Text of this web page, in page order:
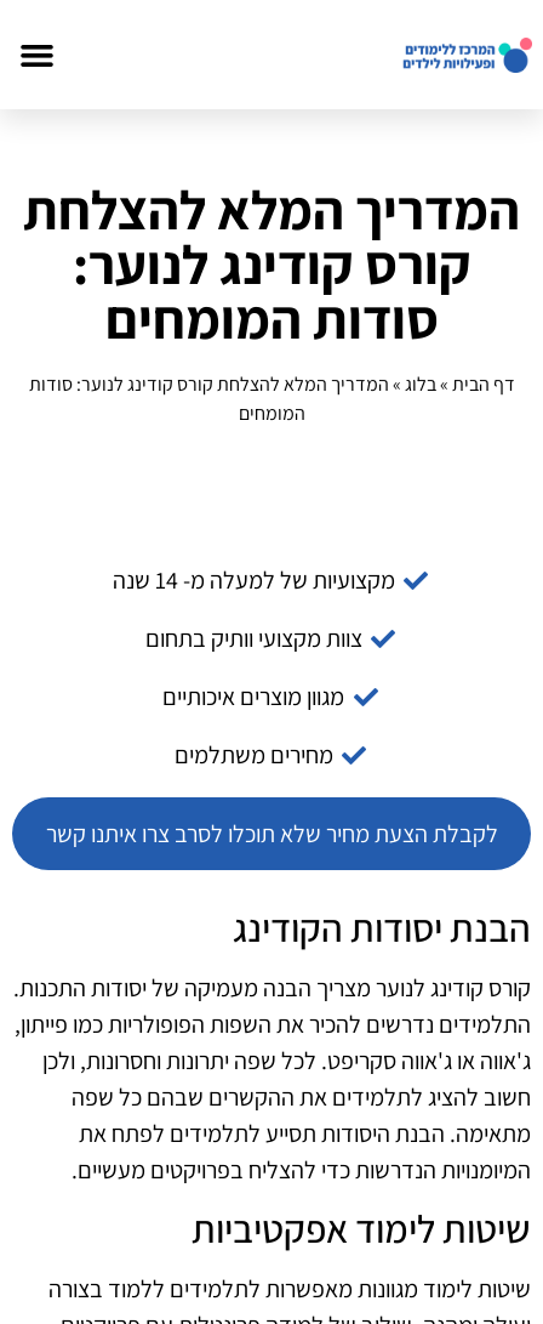
המדריך המלא להצלחת
קורס קודינג לנוער:
סודות המומחים
דף הבית»בלוג»המדריך המלא להצלחת קורס קודינג לנוער: סודות
המומחים
מקצועיות של למעלה מ- 14 שנה
צוות מקצועי וותיק בתחום
מגוון מוצרים איכותיים
מחירים משתלמים
לקבלת הצעת מחיר שלא תוכלו לסרב צרו איתנו קשר
הבנת יסודות הקודינג
קורס קודינג לנוער מצריך הבנה מעמיקה של יסודות התכנות.
התלמידים נדרשים להכיר את השפות הפופולריות כמו פייתון,
ג'אווה או ג'אווה סקריפט. לכל שפה יתרונות וחסרונות, ולכן
חשוב להציג לתלמידים את ההקשרים שבהם כל שפה
מתאימה. הבנת היסודות תסייע לתלמידים לפתח את
המיומנויות הנדרשות כדי להצליח בפרויקטים מעשיים.
שיטות לימוד אפקטיביות
שיטות לימוד מגוונות מאפשרות לתלמידים ללמוד בצורה